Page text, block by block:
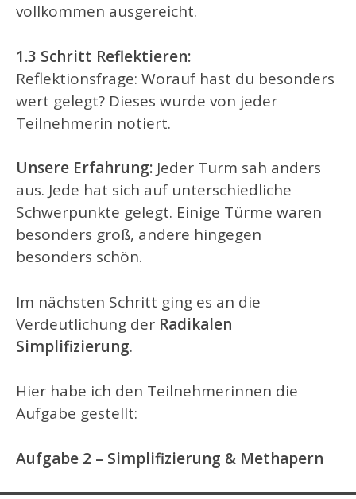
vollkommen ausgereicht.
1.3 Schritt Reflektieren:
Reflektionsfrage: Worauf hast du besonders
wert gelegt? Dieses wurde von jeder
Teilnehmerin notiert.
Unsere Erfahrung: Jeder Turm sah anders
aus. Jede hat sich auf unterschiedliche
Schwerpunkte gelegt. Einige Türme waren
besonders groß, andere hingegen
besonders schön.
Im nächsten Schritt ging es an die
Verdeutlichung der Radikalen
Simplifizierung.
Hier habe ich den Teilnehmerinnen die
Aufgabe gestellt:
Aufgabe 2 – Simplifizierung & Methapern